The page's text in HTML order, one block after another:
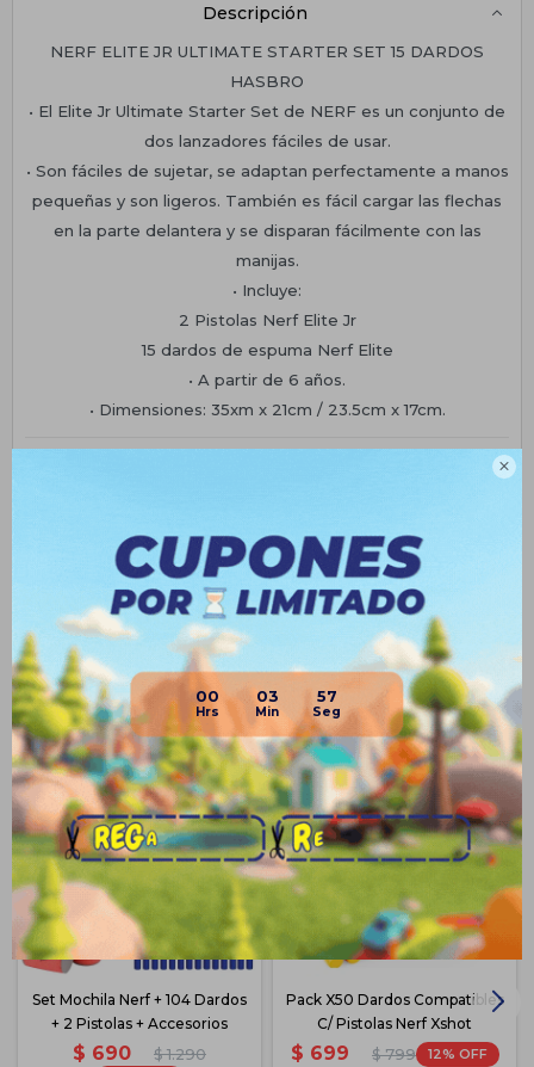

00 03 56
Descripción
NERF ELITE JR ULTIMATE STARTER SET 15 DARDOS
HASBRO
• El Elite Jr Ultimate Starter Set de NERF es un conjunto de
dos lanzadores fáciles de usar.
• Son fáciles de sujetar, se adaptan perfectamente a manos
pequeñas y son ligeros. También es fácil cargar las flechas
en la parte delantera y se disparan fácilmente con las
manijas.
• Incluye:
2 Pistolas Nerf Elite Jr
15 dardos de espuma Nerf Elite
• A partir de 6 años.
• Dimensiones: 35xm x 21cm / 23.5cm x 17cm.
Medios de pago
Productos que te pueden interesar
Set Mochila Nerf + 104 Dardos
+ 2 Pistolas + Accesorios
$ 690 $ 1.290
Pack X50 Dardos Compatibles
C/ Pistolas Nerf Xshot
$ 699 $ 799 12